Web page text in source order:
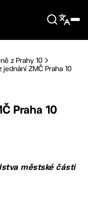
z Prahy 10
ZMČ Praha 10
Praha 10
městské části